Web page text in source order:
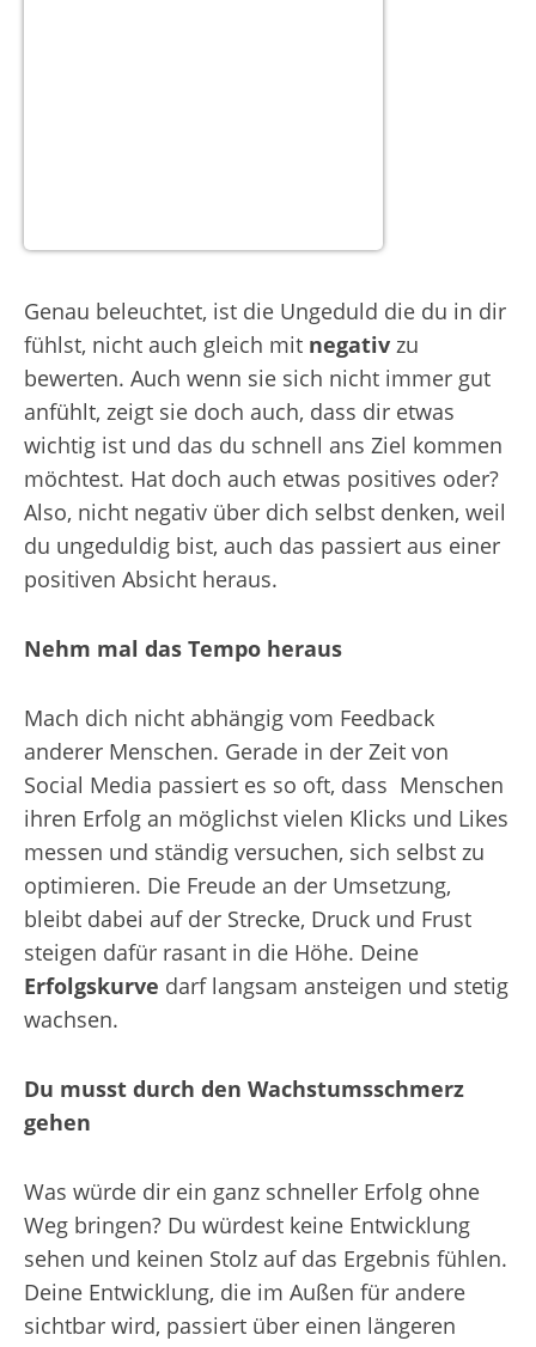
Genau beleuchtet, ist die Ungeduld die du in dir
fühlst, nicht auch gleich mit negativ zu
bewerten. Auch wenn sie sich nicht immer gut
anfühlt, zeigt sie doch auch, dass dir etwas
wichtig ist und das du schnell ans Ziel kommen
möchtest. Hat doch auch etwas positives oder?
Also, nicht negativ über dich selbst denken, weil
du ungeduldig bist, auch das passiert aus einer
positiven Absicht heraus.
Nehm mal das Tempo heraus
Mach dich nicht abhängig vom Feedback
anderer Menschen. Gerade in der Zeit von
Social Media passiert es so oft, dass Menschen
ihren Erfolg an möglichst vielen Klicks und Likes
messen und ständig versuchen, sich selbst zu
optimieren. Die Freude an der Umsetzung,
bleibt dabei auf der Strecke, Druck und Frust
steigen dafür rasant in die Höhe. Deine
Erfolgskurve darf langsam ansteigen und stetig
wachsen.
Du musst durch den Wachstumsschmerz
gehen
Was würde dir ein ganz schneller Erfolg ohne
Weg bringen? Du würdest keine Entwicklung
sehen und keinen Stolz auf das Ergebnis fühlen.
Deine Entwicklung, die im Außen für andere
sichtbar wird, passiert über einen längeren